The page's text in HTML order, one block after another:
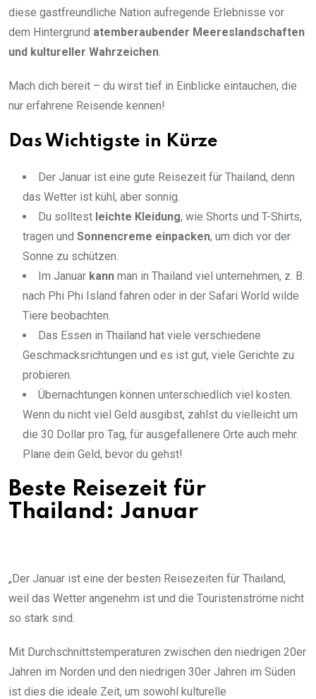
diese gastfreundliche Nation aufregende Erlebnisse vor
dem Hintergrund atemberaubender Meereslandschaften
und kultureller Wahrzeichen
Mach dich bereit – du wirst tief in Einblicke eintauchen, die
nur erfahrene Reisende kennen!
Das Wichtigste in Kürze
Der Januar ist eine gute Reisezeit für Thailand, denn
das Wetter ist kühl, aber sonnig.
Du solltest leichte Kleidung, wie Shorts und T-Shirts,
tragen und Sonnencreme einpacken, um dich vor der
Sonne zu schützen.
Im Januar kann man in Thailand viel unternehmen, z. B.
nach Phi Phi Island fahren oder in der Safari World wilde
Tiere beobachten.
Das Essen in Thailand hat viele verschiedene
Geschmacksrichtungen und es ist gut, viele Gerichte zu
probieren.
Übernachtungen können unterschiedlich viel kosten.
Wenn du nicht viel Geld ausgibst, zahlst du vielleicht um
die 30 Dollar pro Tag, für ausgefallenere Orte auch mehr.
Plane dein Geld, bevor du gehst!
Beste Reisezeit für
Thailand: Januar
„Der Januar ist eine der besten Reisezeiten für Thailand,
weil das Wetter angenehm ist und die Touristenströme nicht
so stark sind.
Mit Durchschnittstemperaturen zwischen den niedrigen 20er
Jahren im Norden und den niedrigen 30er Jahren im Süden
ist dies die ideale Zeit, um sowohl kulturelle